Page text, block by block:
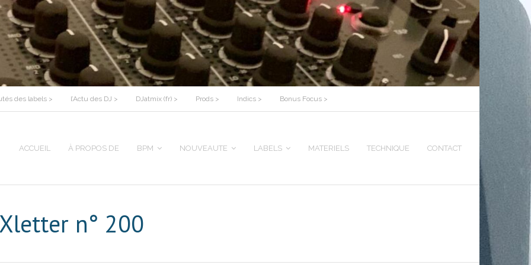
des labels > l’Actu des DJ > DJatmix (fr) > Prods > Indics > Bonus Focus >
ACCUEIL À PROPOS DE BPM NOUVEAUTE LABELS MATERIELS TECHNIQUE CONTACT
n° 200